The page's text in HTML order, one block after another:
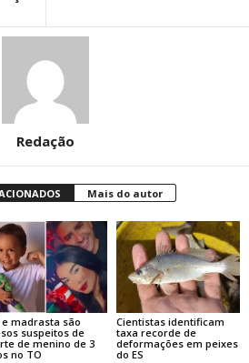
Redação
Mais do autor
e madrasta são
suspeitos de
de menino de 3
no TO
Cientistas identificam
taxa recorde de
deformações em peixes
do ES